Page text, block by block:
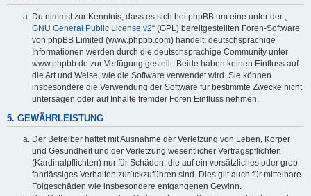
Du nimmst zur Kenntnis, dass es sich bei phpBB um eine unter der „
GNU General Public License v2“ (GPL) bereitgestellten Foren-Software
von phpBB Limited (www.phpbb.com) handelt; deutschsprachige
Informationen werden durch die deutschsprachige Community unter
www.phpbb.de zur Verfügung gestellt. Beide haben keinen Einfluss auf
die Art und Weise, wie die Software verwendet wird. Sie können
insbesondere die Verwendung der Software für bestimmte Zwecke nicht
untersagen oder auf Inhalte fremder Foren Einfluss nehmen.
5. GEWÄHRLEISTUNG
Der Betreiber haftet mit Ausnahme der Verletzung von Leben, Körper
und Gesundheit und der Verletzung wesentlicher Vertragspflichten
(Kardinalpflichten) nur für Schäden, die auf ein vorsätzliches oder grob
fahrlässiges Verhalten zurückzuführen sind. Dies gilt auch für mittelbare
Folgeschäden wie insbesondere entgangenen Gewinn.